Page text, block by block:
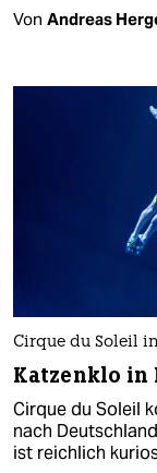
Von Andreas
Cirque du Soleil
Katzenklo in
Cirque du Soleil
nach
ist reichlich